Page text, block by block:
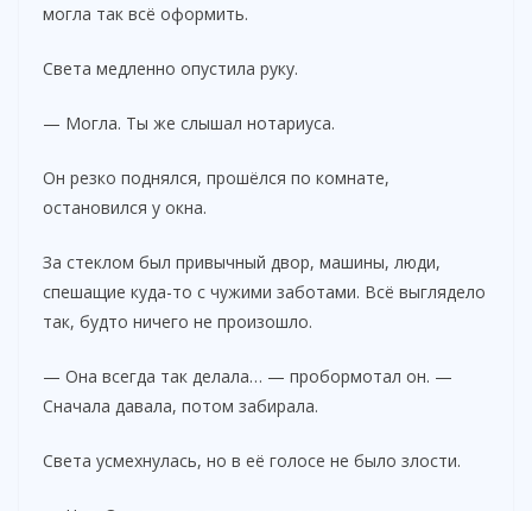
могла так всё оформить.
Света медленно опустила руку.
— Могла. Ты же слышал нотариуса.
Он резко поднялся, прошёлся по комнате,
остановился у окна.
За стеклом был привычный двор, машины, люди,
спешащие куда-то с чужими заботами. Всё выглядело
так, будто ничего не произошло.
— Она всегда так делала… — пробормотал он. —
Сначала давала, потом забирала.
Света усмехнулась, но в её голосе не было злости.